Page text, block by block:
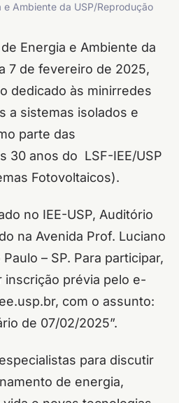
e Ambiente da USP/Reprodução
Energia e Ambiente da
7 de fevereiro de 2025,
dedicado às minirredes
a sistemas isolados e
parte das
30 anos do LSF-IEE/USP
Fotovoltaicos).
no IEE-USP, Auditório
na Avenida Prof. Luciano
– SP. Para participar,
inscrição prévia pelo e-
com o assunto:
de 07/02/2025”.
para discutir
de energia,